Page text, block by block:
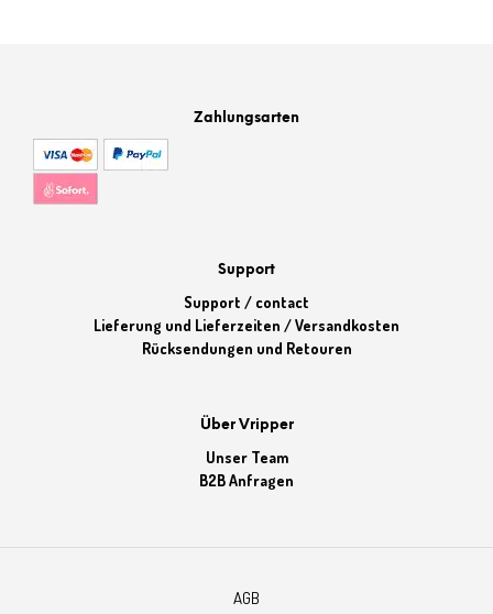
Zahlungsarten
Support
Support / contact
Lieferung und Lieferzeiten / Versandkosten
Rücksendungen und Retouren
Über Vripper
Unser Team
B2B Anfragen
AGB